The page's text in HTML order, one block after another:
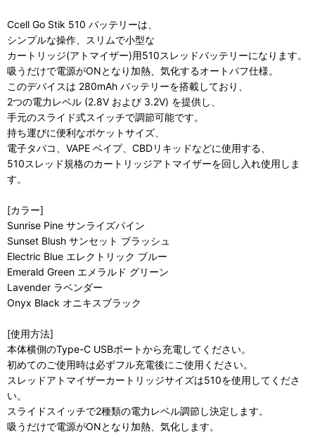
Ccell Go Stik 510 バッテリーは、
シンプルな操作、スリムで小型な
カートリッジ(アトマイザー)用510スレッドバッテリーになります。
吸うだけで電源がONとなり加熱、気化するオートパフ仕様。
このデバイスは 280mAh バッテリーを搭載しており、
2つの電力レベル (2.8V および 3.2V) を提供し、
手元のスライド式スイッチで調節可能です。
持ち運びに便利なポケットサイズ、
電子タバコ、VAPE ベイプ、CBDリキッドなどに使用する、
510スレッド規格のカートリッジアトマイザーを回し入れ使用しま
す。
[カラー]
Sunrise Pine サンライズパイン
Sunset Blush サンセット ブラッシュ
Electric Blue エレクトリック ブルー
Emerald Green エメラルド グリーン
Lavender ラベンダー
Onyx Black オニキスブラック
[使用方法]
本体横側のType-C USBポートから充電してください。
初めてのご使用時は必ずフル充電後にご使用ください。
スレッドアトマイザーカートリッジサイズは510を使用してくださ
い。
スライドスイッチで2種類の電力レベル調節し決定します。
吸うだけで電源がONとなり加熱、気化します。